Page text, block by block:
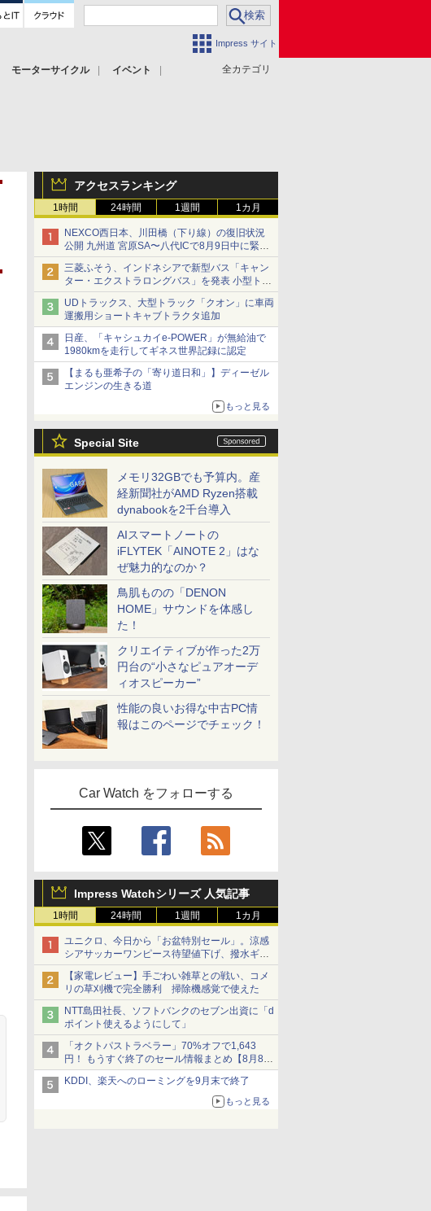
Impress サイト
全カテゴリ
モーターサイクル
イベント
アクセスランキング
1時間 24時間 1週間 1カ月
NEXCO西日本、川田橋（下り線）の復旧状況
公開 九州道 宮原SA〜八代ICで8月9日中に緊急
車両を通行可能に
三菱ふそう、インドネシアで新型バス「キャン
ター・エクストラロングバス」を発表 小型トラ
ックベースの観光・旅客輸送向けバス
UDトラックス、大型トラック「クオン」に車両
運搬用ショートキャブトラクタ追加
日産、「キャシュカイe-POWER」が無給油で
1980kmを走行してギネス世界記録に認定
【まるも亜希子の「寄り道日和」】ディーゼル
エンジンの生きる道
もっと見る
Special Site
メモリ32GBでも予算内。産
経新聞社がAMD Ryzen搭載
dynabookを2千台導入
AIスマートノートの
iFLYTEK「AINOTE 2」はな
ぜ魅力的なのか？
鳥肌ものの「DENON
HOME」サウンドを体感し
た！
クリエイティブが作った2万
円台の“小さなピュアオーデ
ィオスピーカー”
性能の良いお得な中古PC情
報はこのページでチェック！
Car Watch をフォローする
Impress Watchシリーズ 人気記事
1時間 24時間 1週間 1カ月
ユニクロ、今日から「お盆特別セール」。涼感
シアサッカーワンピース待望値下げ、撥水ギア
ショーツは1990円に
【家電レビュー】手ごわい雑草との戦い、コメ
リの草刈機で完全勝利 掃除機感覚で使えた
NTT島田社長、ソフトバンクのセブン出資に「d
ポイント使えるようにして」
「オクトパストラベラー」70%オフで1,643
円！ もうすぐ終了のセール情報まとめ【8月8日
更新】
ニンテンドーeショップでは「大神 絶景版」が
KDDI、楽天へのローミングを9月末で終了
もっと見る